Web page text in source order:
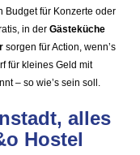
Budget für Konzerte oder
in der Gästeküche
sorgen für Action, wenn’s
für kleines Geld mit
– so wie’s sein soll.
alles
Hostel